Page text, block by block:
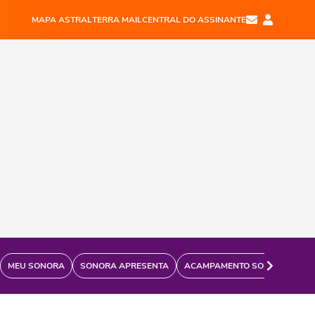
MAPA ASTRALTERRA MAILCENTRAL DO ASSINANTE
MEU SONORA SONORA APRESENTA ACAMPAMENTO SONORA